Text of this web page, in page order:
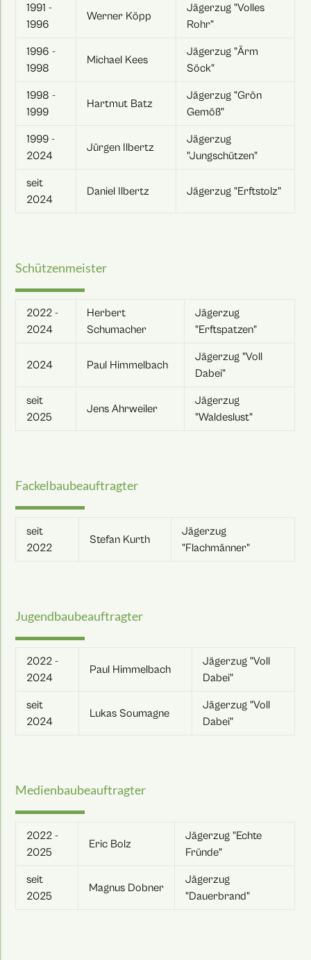
1991 -
1996
Werner Köpp
Jägerzug "Volles
Rohr"
1996 -
1998
Michael Kees
Jägerzug "Ärm
Söck"
1998 -
1999
Hartmut Batz
Jägerzug "Grön
Gemöß"
1999 -
2024
Jürgen Ilbertz
Jägerzug
"Jungschützen"
seit
2024
Daniel Ilbertz Jägerzug "Erftstolz"
Schützenmeister
2022 -
2024
Herbert
Schumacher
Jägerzug
"Erftspatzen"
2024 Paul Himmelbach
Jägerzug "Voll
Dabei"
seit
2025
Jens Ahrweiler
Jägerzug
"Waldeslust"
Fackelbaubeauftragter
seit
2022
Stefan Kurth
Jägerzug
"Flachmänner"
Jugendbaubeauftragter
2022 -
2024
Paul Himmelbach
Jägerzug "Voll
Dabei"
seit
2024
Lukas Soumagne
Jägerzug "Voll
Dabei"
Medienbaubeauftragter
2022 -
2025
Eric Bolz
Jägerzug "Echte
Fründe"
seit
2025
Magnus Dobner
Jägerzug
"Dauerbrand"